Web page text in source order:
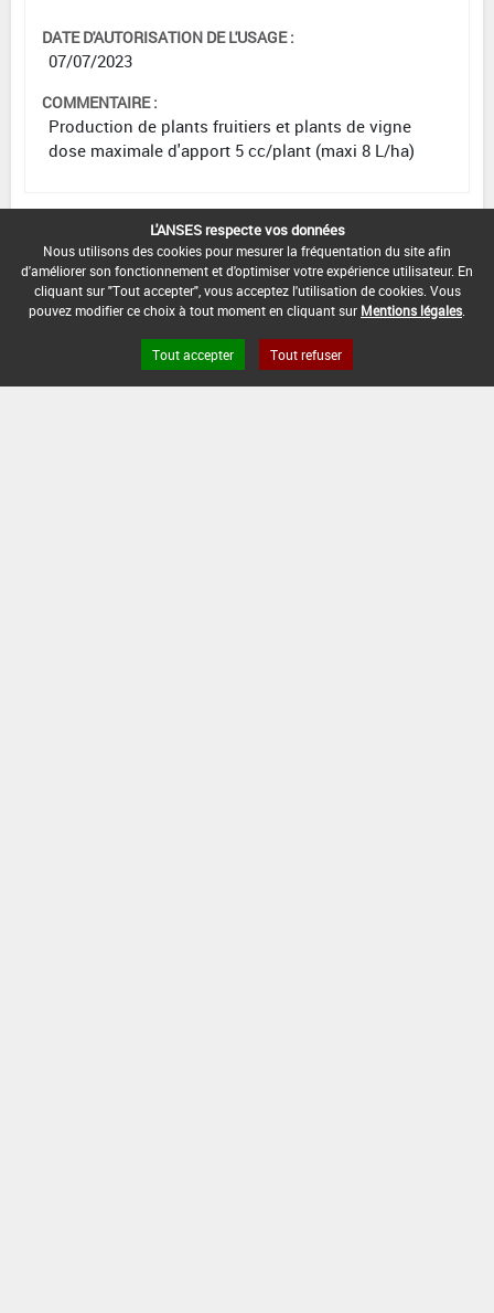
DATE D'AUTORISATION DE L'USAGE :
07/07/2023
COMMENTAIRE :
Production de plants fruitiers et plants de vigne
dose maximale d'apport 5 cc/plant (maxi 8 L/ha)
Grandes cultures
DOSE
NOMBRE
STADE
Min :1 Min :-
L'ANSES respecte vos données
Nous utilisons des cookies pour mesurer la fréquentation du site afin
d'améliorer son fonctionnement et d'optimiser votre expérience utilisateur. En
cliquant sur "Tout accepter", vous acceptez l'utilisation de cookies. Vous
pouvez modifier ce choix à tout moment en cliquant sur Mentions légales
Tout accepter Tout refuser